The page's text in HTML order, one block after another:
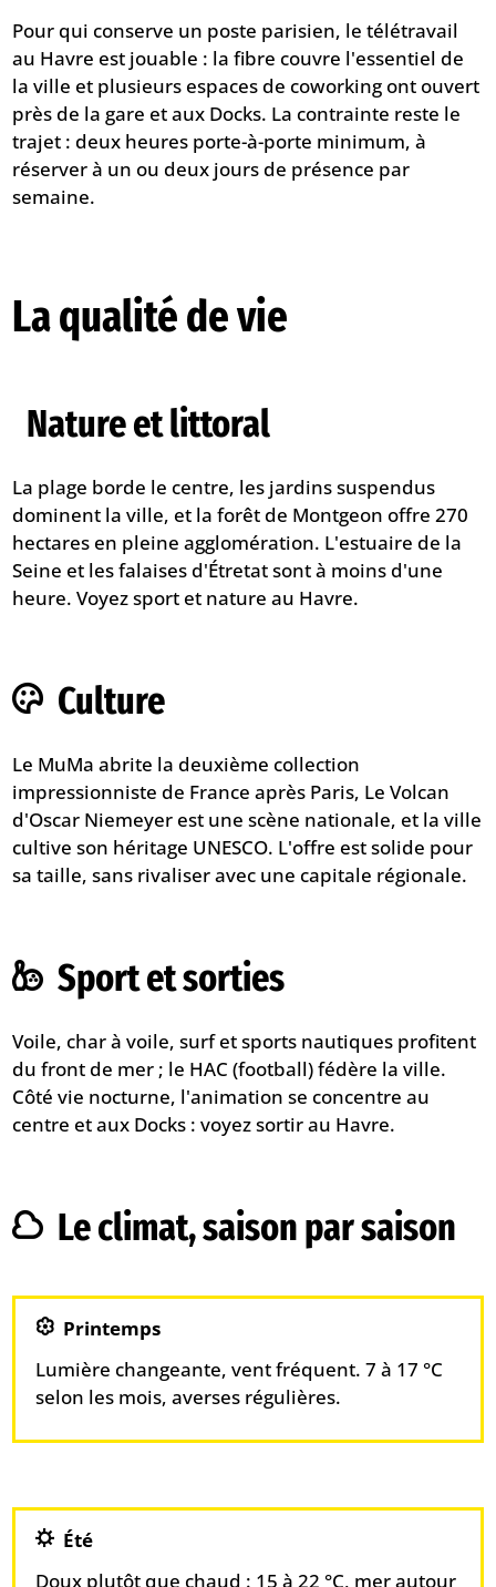
Pour qui conserve un poste parisien, letélétravail
au Havre est jouable : la fibre couvre l'essentiel de
la ville et plusieurs espaces de coworking ont ouvert
près de la gare et aux Docks. La contrainte reste le
trajet : deux heures porte-à-porte minimum, à
réserver à un ou deux jours de présence par
semaine.
La qualité de vie
Nature et littoral
La plage borde le centre, les jardins suspendus
dominent la ville, et la forêt de Montgeon offre 270
hectares en pleine agglomération. L'estuaire de la
Seine et les falaises d'Étretat sont à moins d'une
heure. Voyezsport et nature au Havre.
Culture
Le MuMa abrite la deuxième collection
impressionniste de France après Paris, Le Volcan
d'Oscar Niemeyer est une scène nationale, et la ville
cultive son héritage UNESCO. L'offre est solide pour
sa taille, sans rivaliser avec une capitale régionale.
Sport et sorties
Voile, char à voile, surf et sports nautiques profitent
du front de mer ; le HAC (football) fédère la ville.
Côté vie nocturne, l'animation se concentre au
centre et aux Docks : voyezsortir au Havre.
Le climat, saison par saison
Printemps
Lumière changeante, vent fréquent. 7 à 17 °C
selon les mois, averses régulières.
Été
Doux plutôt que chaud : 15 à 22 °C, mer autour